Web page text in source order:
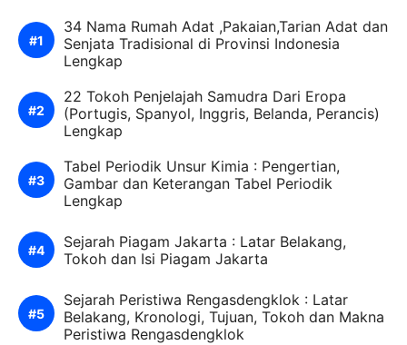
34 Nama Rumah Adat ,Pakaian,Tarian Adat dan
Senjata Tradisional di Provinsi Indonesia
Lengkap
22 Tokoh Penjelajah Samudra Dari Eropa
(Portugis, Spanyol, Inggris, Belanda, Perancis)
Lengkap
Tabel Periodik Unsur Kimia : Pengertian,
Gambar dan Keterangan Tabel Periodik
Lengkap
Sejarah Piagam Jakarta : Latar Belakang,
Tokoh dan Isi Piagam Jakarta
Sejarah Peristiwa Rengasdengklok : Latar
Belakang, Kronologi, Tujuan, Tokoh dan Makna
Peristiwa Rengasdengklok